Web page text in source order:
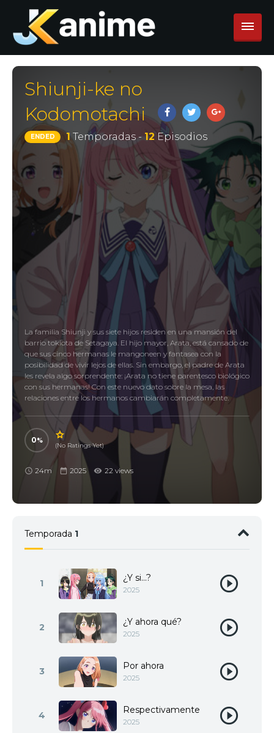
Shiunji-ke no
Kodomotachi
ENDED 1Temporadas - 12 Episodios
La familia Shiunji y sus siete hijos residen en una mansión del
barrio tokiota de Setagaya. El hijo mayor, Arata, está cansado de
que sus cinco hermanas le mangoneen y fantasea con la
posibilidad de vivir lejos de ellas. Sin embargo, el padre de Arata
les revela algo sorprendente: ¡Arata no tiene parentesco biológico
con sus hermanas! Con este nuevo dato sobre la mesa, las
relaciones entre los hermanos cambiarán completamente.
0
(No Ratings Yet)
24m 2025 22 views
Temporada 1
1 ¿Y si...?
2025
2 ¿Y ahora qué?
2025
3 Por ahora
2025
4 Respectivamente
2025